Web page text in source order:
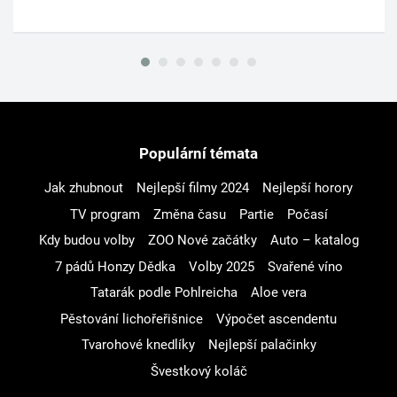
Populární témata
Jak zhubnout Nejlepší filmy 2024
Nejlepší horory
TV program
Změna času Partie
Počasí
Kdy budou volby
ZOO Nové začátky
Auto – katalog
7 pádů Honzy Dědka
Volby 2025
Svařené víno
Tatarák podle Pohlreicha
Aloe vera
Pěstování lichořeřišnice
Výpočet ascendentu
Tvarohové knedlíky
Nejlepší palačinky
Švestkový koláč